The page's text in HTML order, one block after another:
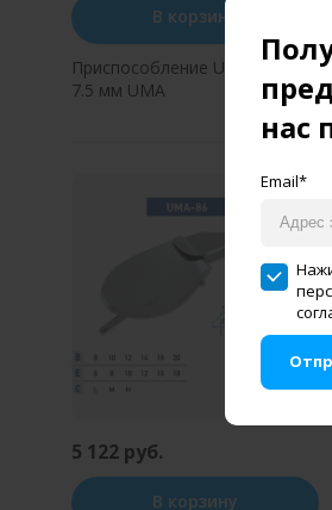
нас
Email*
В корзину
Приспособление UMA-68 15-
7.5 мм UMA
5 122 руб.
В корзину